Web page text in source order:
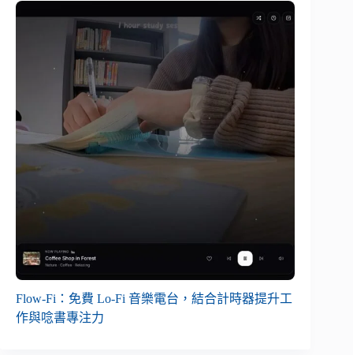
Flow-Fi：免費 Lo-Fi 音樂電台，結合計時器提升工
作與唸書專注力